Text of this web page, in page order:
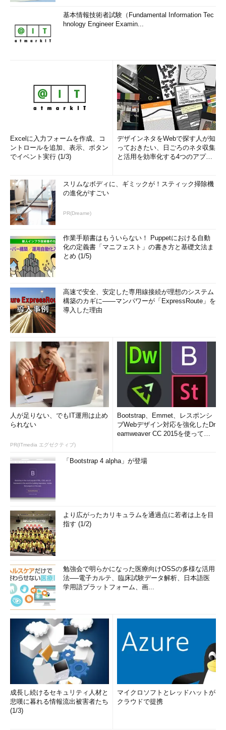
基本情報技術者試験（Fundamental Information Tec
hnology Engineer Examin...
Excelに入力フォームを作成、コ
ントロールを追加、表示、ボタン
でイベント実行 (1/3)
デザインネタをWebで探す人が知
っておきたい、日ごろのネタ収集
と活用を効率化する4つのアプリ
スリムなボディに、ギミックが！スティック掃除機
の進化がすごい
PR(Dreame)
作業手順書はもういらない！ Puppetにおける自動
化の定義書「マニフェスト」の書き方と基礎文法ま
とめ (1/5)
高速で安全、安定した専用線接続が理想のシステム
構築のカギに――マンパワーが「ExpressRoute」を
導入した理由
人が足りない、でもIT運用は止め
られない
PR(ITmedia エグゼクティブ)
Bootstrap、Emmet、レスポンシ
ブWebデザイン対応を強化したDr
eamweaver CC 2015を使って
「Bootstrap 4 alpha」が登場
より広がったカリキュラムを通過点に若者は上を目
指す (1/2)
勉強会で明らかになった医療向けOSSの多様な活用
法──電子カルテ、臨床試験データ解析、日本語医
学用語プラットフォーム、画...
成長し続けるセキュリティ人材と
悲嘆に暮れる情報流出被害者たち
(1/3)
マイクロソフトとレッドハットが
クラウドで提携